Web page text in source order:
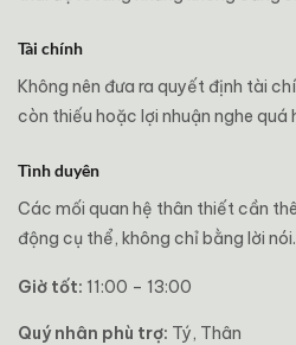
Tài chính
Không nên đưa ra quyết định tài
còn thiếu hoặc lợi nhuận nghe quá
Tình duyên
Các mối quan hệ thân thiết cần
động cụ thể, không chỉ bằng lời nói.
Giờ tốt: 11:00 – 13:00
Quý nhân phù trợ: Tý, Thân